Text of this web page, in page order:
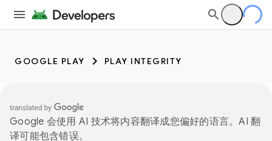
GOOGLE PLAY PLAY INTEGRITY
Google 会使用 AI 技术将内容翻译成您偏好的语言。AI 翻
译可能包含错误。